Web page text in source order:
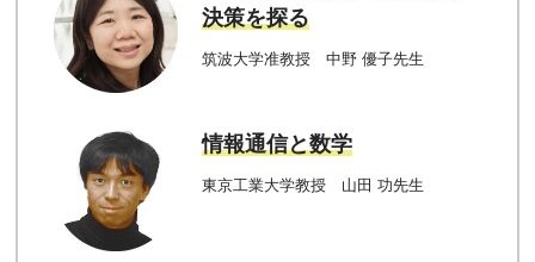
決策を探る
筑波大学准教授 中野 優子先生
情報通信と数学
東京工業大学教授 山田 功先生